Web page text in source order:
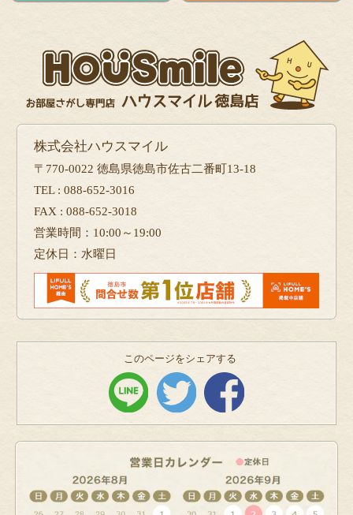
株式会社ハウスマイル
〒770-0022 徳島県徳島市佐古二番町13-18
TEL : 088-652-3016
FAX : 088-652-3018
営業時間：10:00～19:00
定休日：水曜日
このページをシェアする